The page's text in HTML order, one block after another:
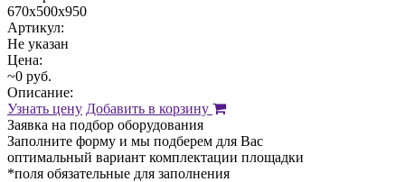
670х500х950
Артикул:
Не указан
Цена:
~0 руб.
Описание:
Узнать цену Добавить в корзину
Заявка на подбор оборудования
Заполните форму и мы подберем для Вас
оптимальный вариант комплектации площадки
*поля обязательные для заполнения